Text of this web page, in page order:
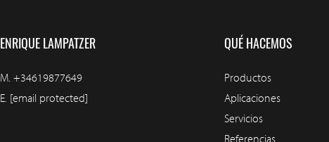
ENRIQUE LAMPATZER
M. +34619877649
E. [email protected]
QUÉ HACEMOS
Productos
Aplicaciones
Servicios
Referencias